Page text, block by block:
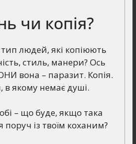
чи копія?
людей, які копіюють
стиль, манери? Ось
вона – паразит. Копія.
в якому немає душі.
– що буде, якщо така
поруч із твоїм коханим?